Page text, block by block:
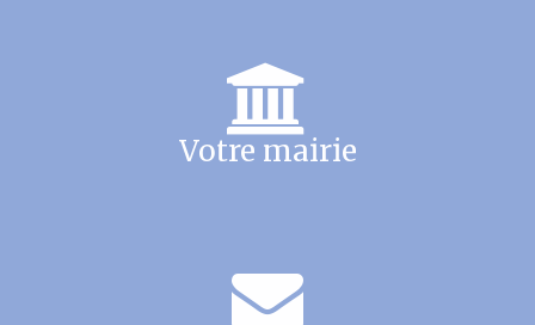
Votre mairie